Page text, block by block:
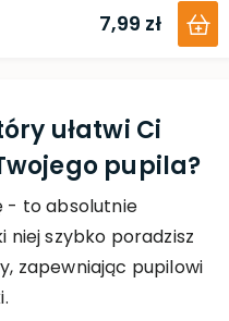
7,99 zł
ułatwi Ci
pupila?
- to absolutnie
niej szybko poradzisz
zapewniając pupilowi